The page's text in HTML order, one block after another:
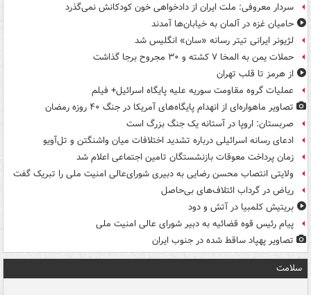
سردار معروفی: ملت ایران از دادخواهی خون کودکانش نمی‌گذرد
حامیان غزه در آلمان به خیابان‌ها آمدند
لژیونر ایرانی تیتر رسانه «سان» انگلیس شد
حملات یمن به المخا ۷ کشته و ۳۰ مجروح برجا گذاشت
از هرمز تا قلب تهران
عملیات گروه مقاومت سوریه علیه پایگاه اسرائیل+ فیلم
تصاویر ماهواره‌ای از انهدام پایگاه‌های آمریکا در جنگ ۴۰ روزه رمضان
صربستان: اروپا در آستانه یک جنگ بزرگ است
ادعای رسانه اسرائیلی درباره تشدید اختلافات میان واشنگتن و تل‌آویو
زمان پرداخت معوقات بازنشستگان تامین اجتماعی اعلام شد
ولایتی انتصاب محسن رضایی به دبیری شورای‌عالی امنیت ملی را تبریک گفت
ریاض در گرداب ائتلاف‌های بی‌حاصل
بریتیش کلمبیا در آتش و دود
پیام رئیس قوه قضائیه به دبیر شورای عالی امنیت ملی
تصاویر پهپاد ساقط شده در جنوب ایران
سلامت